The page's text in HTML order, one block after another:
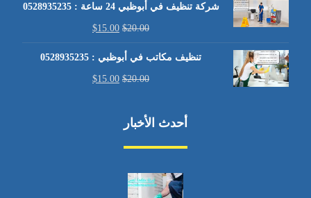
شركة تنظيف في أبوظبي 24 ساعة : 0528935235
$20.00
$15.00
تنظيف مكاتب في أبوظبي : 0528935235
$20.00
$15.00
أحدث الأخبار